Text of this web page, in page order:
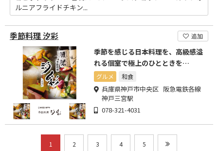
ルニアフライドチキン...
季節料理 汐彩 追加
季節を感じる日本料理を、高級感溢
れる個室で極上のひとときを…
グルメ 和食
兵庫県神戸市中央区 阪急電鉄各線
神戸三宮駅
078-321-4031
1 2 3 4 5